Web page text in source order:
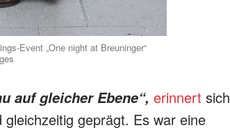
Event „One night at Breuninger“
auf gleicher Ebene“, erinnert sich
geprägt. Es war eine